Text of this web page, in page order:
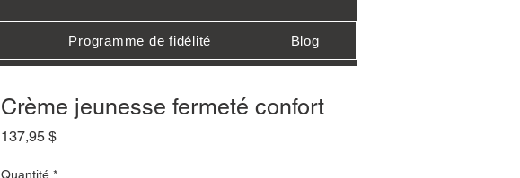
Programme de fidélité Blog
Crème jeunesse fermeté confort
137,95 $Prix
Quantité *